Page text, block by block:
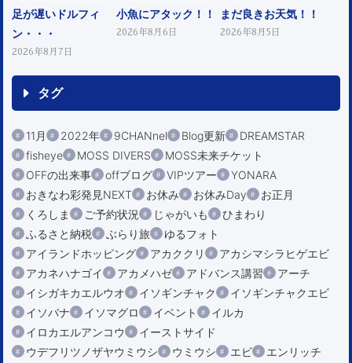
足が遅いドルフィ
ン・・・
2026年8月7日
小魚にアタック！！
2026年8月6日
まだ良きお天気！！
2026年8月5日
タグ
11月 2022年 9CHANnel Blog更新
DREAMSTAR
fisheye
MOSS DIVERS
MOSS未来チケット
OFFの出来事
offブログ VIPツアー
YONARA
おきなわ彩発見NEXT
お休み お休みDay
お正月
くろしま
ご予約状況 じゃがいも
ひまわり
ふるさと納税
ぶらり旅
ゆるフォト
アイランドホッピング
アカククリ
アカシマシラヒゲエビ
アカネハナゴイ
アカメハゼ アドバンス講習
アーチ
イシガキカエルウオ
イソギンチャク
イソギンチャクエビ
イソバナ
イソマグロ イベント
イルカ
イロカエルアンコウ
イーストサイド
ウデフリツノザヤウミウシ
ウミウシ エビ
エンリッチ